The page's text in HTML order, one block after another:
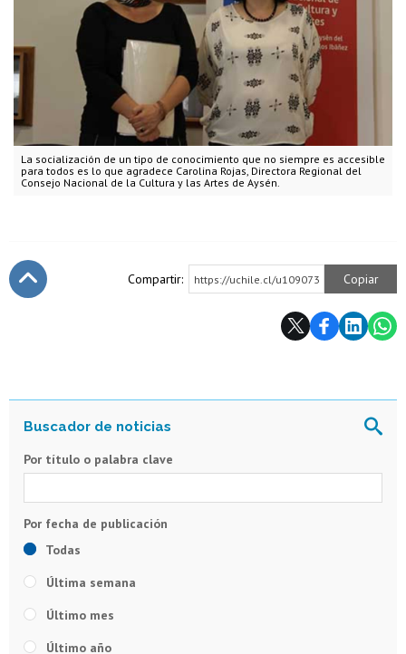
La socialización de un tipo de conocimiento que no siempre es accesible
para todos es lo que agradece Carolina Rojas, Directora Regional del
Consejo Nacional de la Cultura y las Artes de Aysén.
Compartir: https://uchile.cl/u109073 Copiar
Por título o palabra clave
Todas
Última semana
Último mes
Último año